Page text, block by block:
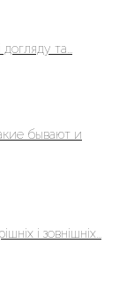
та...
бывают и
і зовнішніх...